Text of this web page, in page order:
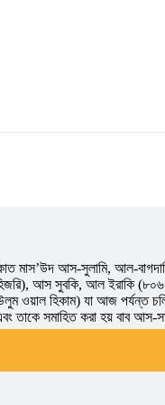
মাস’উদ আস-সুলামি, আল-
আস সুবকি, আল ইরাকি (৮০৬
ওয়াল হিকাম) যা আজ পর্যন্ত
তাকে সমাহিত করা হয় বাব আস-